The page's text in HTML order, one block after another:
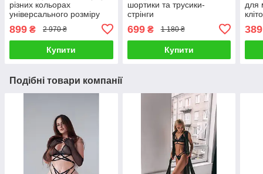
різних кольорах
універсального розміру
899 ₴ 2 970 ₴
Купити
шортики та трусики-
стрінги
699₴ 1 180 ₴
Купити
для
389
Подібні товари компанії